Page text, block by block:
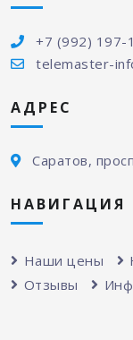
+7 (992) 197-
telemaster-
АДРЕС
Саратов,
НАВИГАЦИЯ
Наши цены
Отзывы